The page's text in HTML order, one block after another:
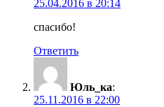
25.04.2016 в 20:14
спасибо!
Ответить
Юль_ка:
25.11.2016 в 22:00